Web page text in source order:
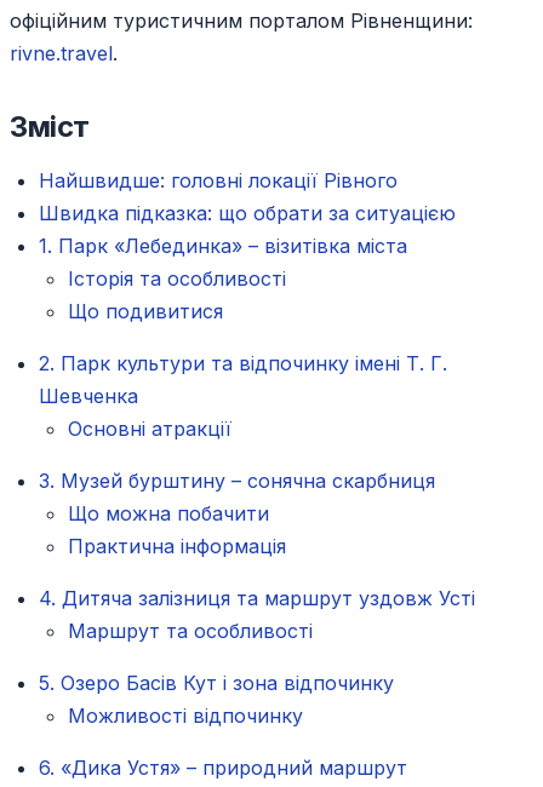
офіційним туристичним порталом Рівненщини:
rivne.travel.
Зміст
Найшвидше: головні локації Рівного
Швидка підказка: що обрати за ситуацією
1. Парк «Лебединка» – візитівка міста
Історія та особливості
Що подивитися
2. Парк культури та відпочинку імені Т. Г.
Шевченка
Основні атракції
3. Музей бурштину – сонячна скарбниця
Що можна побачити
Практична інформація
4. Дитяча залізниця та маршрут уздовж Усті
Маршрут та особливості
5. Озеро Басів Кут і зона відпочинку
Можливості відпочинку
6. «Дика Устя» – природний маршрут